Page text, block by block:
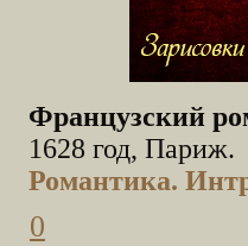
Французский
1628 год, Париж.
Романтика.
0